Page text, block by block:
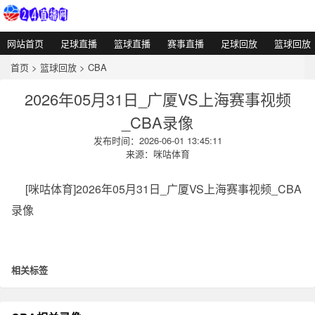
网站首页 足球直播 篮球直播 赛事直播 足球回放
篮球回放
首页 > 篮球回放 > CBA
2026年05月31日_广厦VS上海赛事视频
_CBA录像
发布时间：2026-06-01 13:45:11
来源：咪咕体育
[咪咕体育]2026年05月31日_广厦VS上海赛事视频_CBA
录像
相关标签